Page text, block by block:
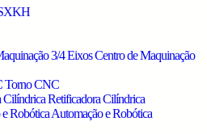
3/4 EixosCentro de Maquinação
Torno CNC
CilíndricaRetificadora Cilíndrica
RobóticaAutomação e Robótica